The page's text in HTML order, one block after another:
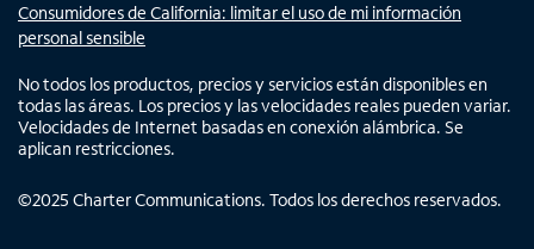
Consumidores de California: limitar el uso de mi información
personal sensible
No todos los productos, precios y servicios están disponibles en
todas las áreas. Los precios y las velocidades reales pueden variar.
Velocidades de Internet basadas en conexión alámbrica. Se
aplican restricciones.
©2025 Charter Communications. Todos los derechos reservados.